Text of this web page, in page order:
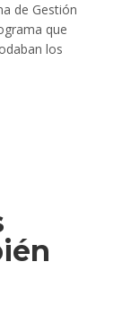
de Gestión
que
los